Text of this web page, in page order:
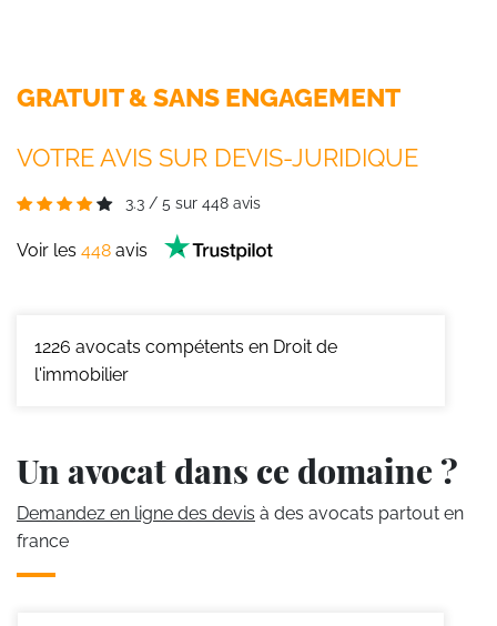
GRATUIT & SANS ENGAGEMENT
VOTRE AVIS SUR DEVIS-JURIDIQUE
3.3 / 5 sur 448 avis
Voir les 448 avis
1226 avocats compétents en Droit de
l'immobilier
Un avocat dans ce domaine ?
Demandez en ligne des devis à des avocats partout en
france